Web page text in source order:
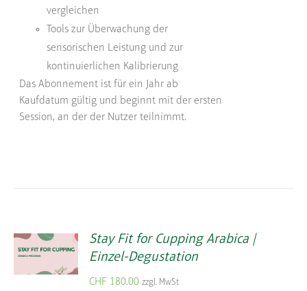
vergleichen
Tools zur Überwachung der
sensorischen Leistung und zur
kontinuierlichen Kalibrierung
Das Abonnement ist für ein Jahr ab
Kaufdatum gültig und beginnt mit der ersten
Session, an der der Nutzer teilnimmt.
Stay Fit for Cupping Arabica |
Einzel-Degustation
CHF 180.00 zzgl. MwSt